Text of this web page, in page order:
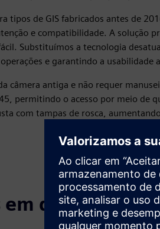
tipos de GIS fabricados antes de
e compatibilidade. A solução
Substituímos a tecnologia
e garantindo a usabilidade
câmera antiga e não requer
permitindo o acesso por meio de
com tampas de rosca,
destaque